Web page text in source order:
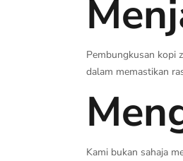
Pembungkusan kopi
dalam memastikan
Kami bukan sahaja